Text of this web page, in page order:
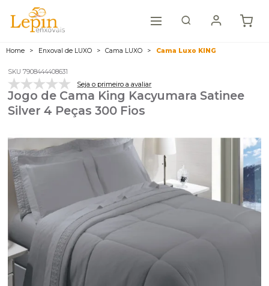
Home Enxoval de LUXO Cama LUXO Cama Luxo KING
SKU 7908444408631
Seja o primeiro a avaliar
Jogo de Cama King Kacyumara Satinee
Silver 4 Peças 300 Fios